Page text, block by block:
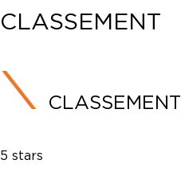
CLASSEMENT
CLASSEMENT
5 stars